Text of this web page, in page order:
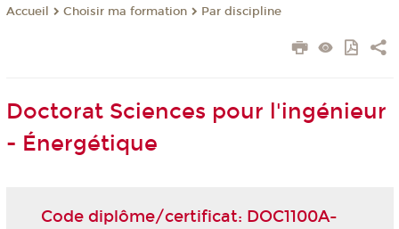
Accueil Choisir ma formation Par discipline
Doctorat Sciences pour l'ingénieur
- Énergétique
Code diplôme/certificat: DOC1100A-